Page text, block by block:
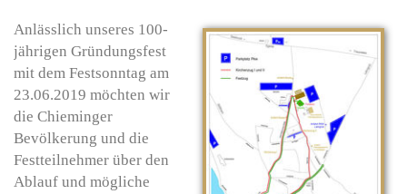
Anlässlich unseres 100-
jährigen Gründungsfest
mit dem Festsonntag am
23.06.2019 möchten wir
die Chieminger
Bevölkerung und die
Festteilnehmer über den
Ablauf und mögliche